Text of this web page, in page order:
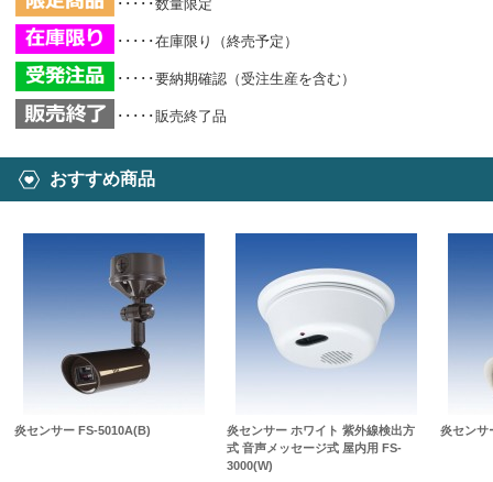
･････数量限定
･････在庫限り（終売予定）
･････要納期確認（受注生産を含む）
･････販売終了品
おすすめ商品
炎センサー FS-5010A(B)
炎センサー ホワイト 紫外線検出方
式 音声メッセージ式 屋内用 FS-
3000(W)
炎センサ